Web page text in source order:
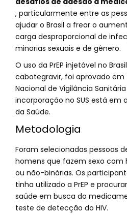
, particularmente entre as
ajudar o Brasil a frear o
carga desproporcional de
minorias sexuais e de gênero.
O uso da PrEP injetável no
cabotegravir, foi aprovado em
Nacional de Vigilância
incorporação no SUS está em
da Saúde.
Metodologia
Foram selecionadas pessoas
homens que fazem sexo com
ou não-binárias. Os
tinha utilizado a PrEP e
saúde em busca do
teste de detecção do HIV.